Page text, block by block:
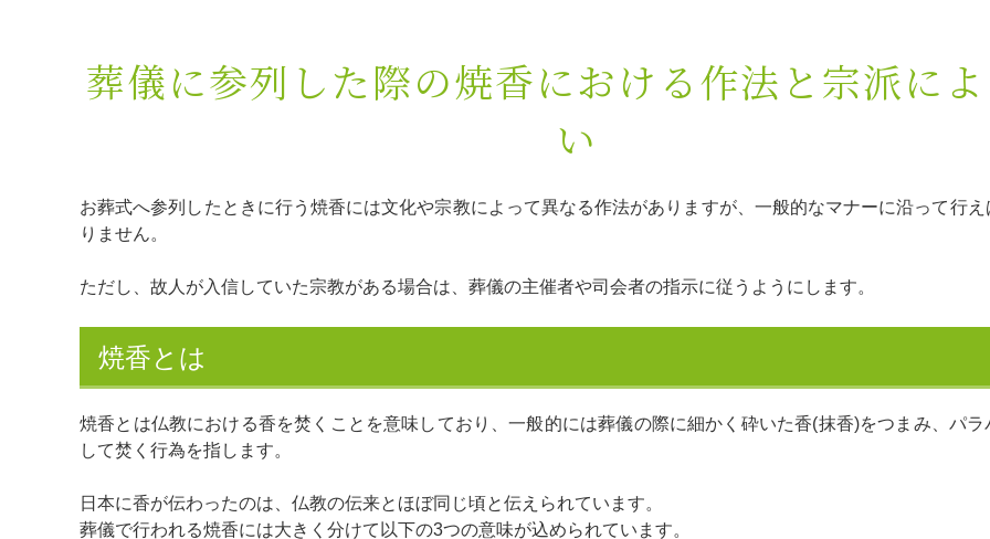
葬儀に参列した際の焼香における作法と宗派に
い
お葬式へ参列したときに行う焼香には文化や宗教によって異なる作法がありますが、一般的なマナーに沿って行
りません。
ただし、故人が入信していた宗教がある場合は、葬儀の主催者や司会者の指示に従うようにします。
焼香とは
焼香とは仏教における香を焚くことを意味しており、一般的には葬儀の際に細かく砕いた香(抹香)をつまみ、パラ
して焚く行為を指します。
日本に香が伝わったのは、仏教の伝来とほぼ同じ頃と伝えられています。
葬儀で行われる焼香には大きく分けて以下の3つの意味が込められています。